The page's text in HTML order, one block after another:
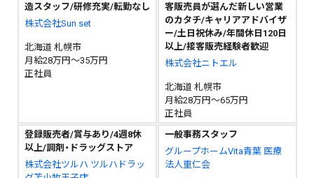
造スタッフ/研修充実/転勤なし
株式会社Sun set
北海道 札幌市
月給28万円～35万円
正社員
客販売員が選んだ新しい営業
のカタチ/キャリアアドバイザ
ー/土日祝休み/年間休日120日
以上/接客販売経験者歓迎
株式会社ニトエル
北海道 札幌市
月給28万円～65万円
正社員
登録販売者/賞与あり/4週8休
以上/調剤・ドラッグストア
株式会社ツルハ ツルハドラッ
一般事務スタッフ
グループホームVita青葉 医療
法人重仁会